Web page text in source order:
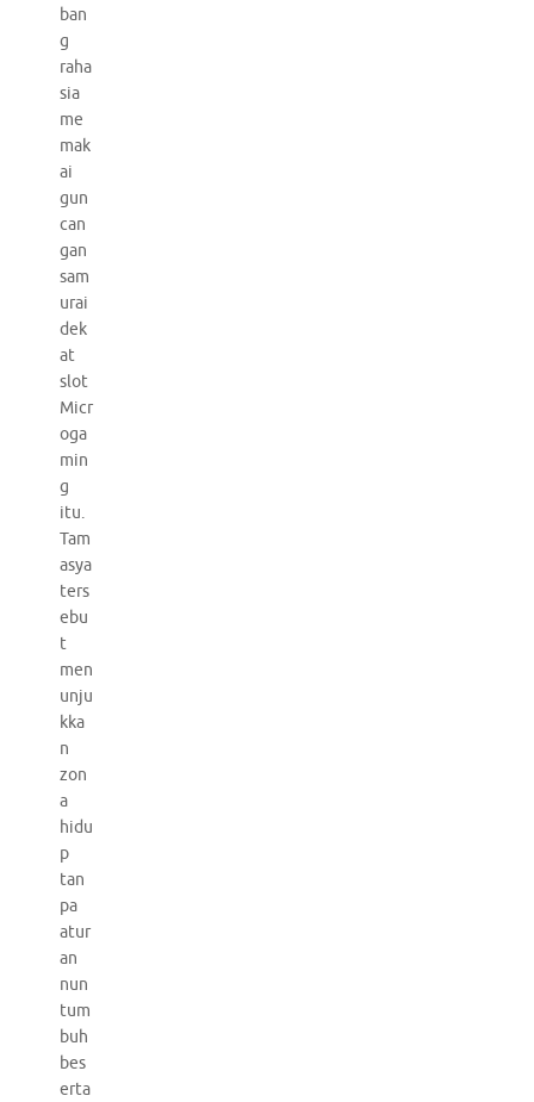
ban
g
raha
sia
me
mak
ai
gun
can
gan
sam
urai
dek
at
slot
Micr
oga
min
g
itu.
Tam
asya
ters
ebu
t
men
unju
kka
n
zon
a
hidu
p
tan
pa
atur
an
nun
tum
buh
bes
erta